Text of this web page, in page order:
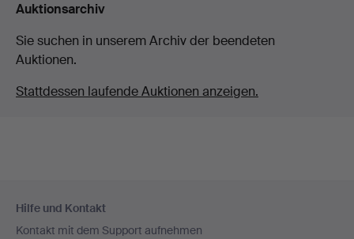
Auktionsarchiv
Sie suchen in unserem Archiv der beendeten
Auktionen.
Stattdessen laufende Auktionen anzeigen.
Navigation
Hilfe und Kontakt
Kontakt mit dem Support aufnehmen